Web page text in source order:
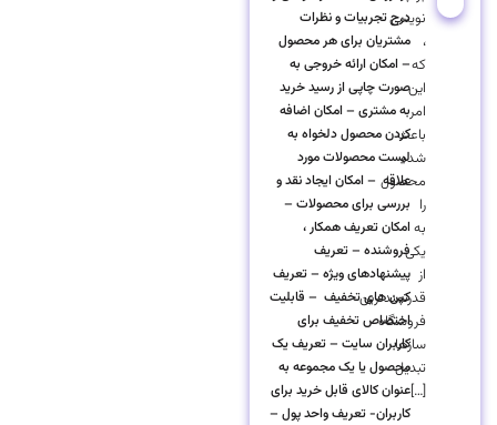
نویسی
،
که
این
امر
باعث
شده
محصول
را
به
یکی
از
قدرتمندترین
فروشگاه
سازها
تبدیل
[…]
درج تجربیات و نظرات
مشتریان برای هر محصول
– امکان ارائه خروجی به
صورت چاپی از رسید خرید
به مشتری – امکان اضافه
کردن محصول دلخواه به
لیست محصولات مورد
علاقه – امکان ایجاد نقد و
بررسی برای محصولات –
امکان تعریف همکار ،
فروشنده – تعریف
پیشنهادهای ویژه – تعریف
کپن های تخفیف – قابلیت
اختصاص تخفیف برای
کاربران سایت – تعریف یک
محصول یا یک مجموعه به
عنوان کالای قابل خرید برای
کاربران- تعریف واحد پول –